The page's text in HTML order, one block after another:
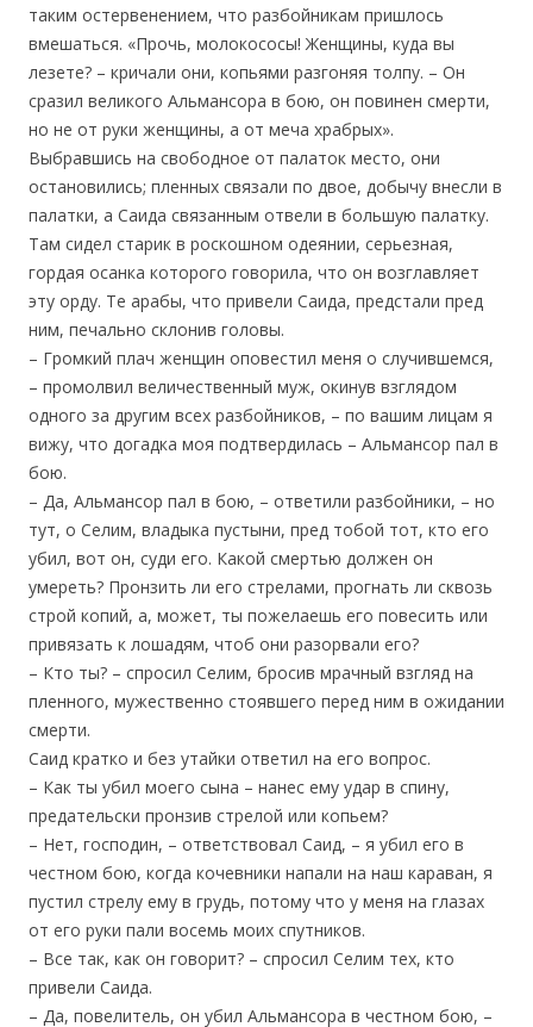
таким остервенением, что разбойникам пришлось
вмешаться. «Прочь, молокососы! Женщины, куда вы
лезете? – кричали они, копьями разгоняя толпу. – Он
сразил великого Альмансора в бою, он повинен смерти,
но не от руки женщины, а от меча храбрых».
Выбравшись на свободное от палаток место, они
остановились; пленных связали по двое, добычу внесли в
палатки, а Саида связанным отвели в большую палатку.
Там сидел старик в роскошном одеянии, серьезная,
гордая осанка которого говорила, что он возглавляет
эту орду. Те арабы, что привели Саида, предстали пред
ним, печально склонив головы.
– Громкий плач женщин оповестил меня о случившемся,
– промолвил величественный муж, окинув взглядом
одного за другим всех разбойников, – по вашим лицам я
вижу, что догадка моя подтвердилась – Альмансор пал в
бою.
– Да, Альмансор пал в бою, – ответили разбойники, – но
тут, о Селим, владыка пустыни, пред тобой тот, кто его
убил, вот он, суди его. Какой смертью должен он
умереть? Пронзить ли его стрелами, прогнать ли сквозь
строй копий, а, может, ты пожелаешь его повесить или
привязать к лошадям, чтоб они разорвали его?
– Кто ты? – спросил Селим, бросив мрачный взгляд на
пленного, мужественно стоявшего перед ним в ожидании
смерти.
Саид кратко и без утайки ответил на его вопрос.
– Как ты убил моего сына – нанес ему удар в спину,
предательски пронзив стрелой или копьем?
– Нет, господин, – ответствовал Саид, – я убил его в
честном бою, когда кочевники напали на наш караван, я
пустил стрелу ему в грудь, потому что у меня на глазах
от его руки пали восемь моих спутников.
– Все так, как он говорит? – спросил Селим тех, кто
привели Саида.
– Да, повелитель, он убил Альмансора в честном бою, –